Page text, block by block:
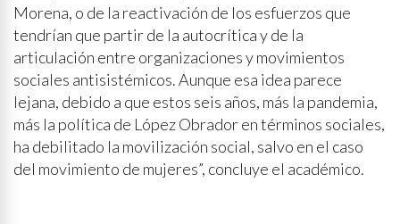
Morena, o de la reactivación de los esfuerzos que
tendrían que partir de la autocrítica y de la
articulación entre organizaciones y movimientos
sociales antisistémicos. Aunque esa idea parece
lejana, debido a que estos seis años, más la pandemia,
más la política de López Obrador en términos sociales,
ha debilitado la movilización social, salvo en el caso
del movimiento de mujeres”, concluye el académico.